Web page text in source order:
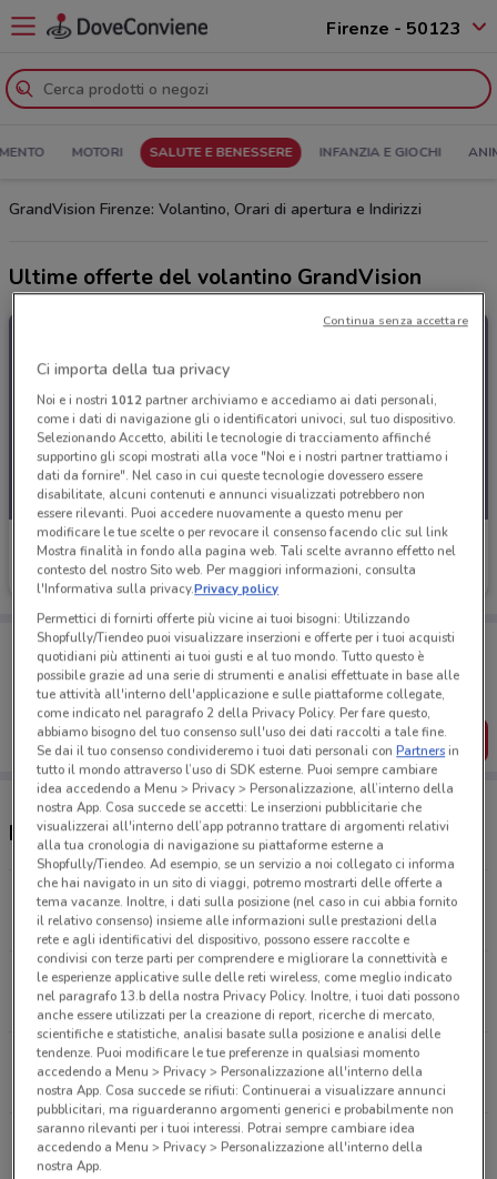
Firenze - 50123
MOTORI SALUTE E BENESSERE INFANZIA E GIOCHI
GrandVision Firenze: Volantino, Orari di apertura e Indirizzi
Ultime offerte del volantino GrandVision
GrandVision
Scade il 31/12
Porta DoveConviene sempre con te!
Puoi trovare le migliori offerte dei negozi vicino a te,
salvarle e creare la tua lista del risparmio, comodamente
dal tuo cellulare.
SCARICA L’APP
Negozi GrandVision a Firenze
Piazza Della Republica, 1 Firenze
834 m
CHIUSO
Via Calzaiuoli, 22/R Firenze
923 m
CHIUSO
Via Ragghianti, 16/08 Firenze
2.3 km
CHIUSO
Via San Quirico, 165 Campi Bisenzio
11.5 km
Ci importa della tua privacy
Noi e i nostri 1012partner archiviamo e accediamo ai dati personali,
come i dati di navigazione gli o identificatori univoci, sul tuo dispositivo.
Selezionando Accetto, abiliti le tecnologie di tracciamento affinché
supportino gli scopi mostrati alla voce "Noi e i nostri partner trattiamo i
dati da fornire". Nel caso in cui queste tecnologie dovessero essere
disabilitate, alcuni contenuti e annunci visualizzati potrebbero non
essere rilevanti. Puoi accedere nuovamente a questo menu per
modificare le tue scelte o per revocare il consenso facendo clic sul link
Mostra finalità in fondo alla pagina web. Tali scelte avranno effetto nel
contesto del nostro Sito web. Per maggiori informazioni, consulta
l'Informativa sulla privacy.Privacy policy
Permettici di fornirti offerte più vicine ai tuoi bisogni: Utilizzando
Shopfully/Tiendeo puoi visualizzare inserzioni e offerte per i tuoi acquisti
quotidiani più attinenti ai tuoi gusti e al tuo mondo. Tutto questo è
possibile grazie ad una serie di strumenti e analisi effettuate in base alle
tue attività all'interno dell'applicazione e sulle piattaforme collegate,
come indicato nel paragrafo 2 della Privacy Policy. Per fare questo,
abbiamo bisogno del tuo consenso sull'uso dei dati raccolti a tale fine.
Se dai il tuo consenso condivideremo i tuoi dati personali conPartnersin
tutto il mondo attraverso l’uso di SDK esterne. Puoi sempre cambiare
idea accedendo a Menu > Privacy > Personalizzazione, all’interno della
nostra App. Cosa succede se accetti: Le inserzioni pubblicitarie che
visualizzerai all'interno dell’app potranno trattare di argomenti relativi
alla tua cronologia di navigazione su piattaforme esterne a
Shopfully/Tiendeo. Ad esempio, se un servizio a noi collegato ci informa
che hai navigato in un sito di viaggi, potremo mostrarti delle offerte a
tema vacanze. Inoltre, i dati sulla posizione (nel caso in cui abbia fornito
il relativo consenso) insieme alle informazioni sulle prestazioni della
rete e agli identificativi del dispositivo, possono essere raccolte e
condivisi con terze parti per comprendere e migliorare la connettività e
le esperienze applicative sulle delle reti wireless, come meglio indicato
nel paragrafo 13.b della nostra Privacy Policy. Inoltre, i tuoi dati possono
anche essere utilizzati per la creazione di report, ricerche di mercato,
scientifiche e statistiche, analisi basate sulla posizione e analisi delle
tendenze. Puoi modificare le tue preferenze in qualsiasi momento
accedendo a Menu > Privacy > Personalizzazione all'interno della
nostra App. Cosa succede se rifiuti: Continuerai a visualizzare annunci
pubblicitari, ma riguarderanno argomenti generici e probabilmente non
saranno rilevanti per i tuoi interessi. Potrai sempre cambiare idea
accedendo a Menu > Privacy > Personalizzazione all'interno della
nostra App.
Continua senza accettare